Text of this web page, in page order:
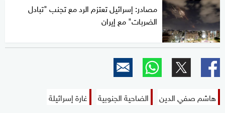
مصادر: إسرائيل تعتزم الرد مع تجنب "تبادل
الضربات" مع إيران
هاشم صفي الدين الضاحية الجنوبية
غارة إسرائيلة